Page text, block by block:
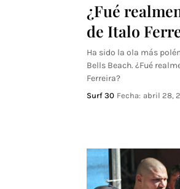
¿Fué
de Italo
Ha sido la ola más
Bells Beach. ¿Fué
Ferreira?
Surf 30 Fecha: abril 28,